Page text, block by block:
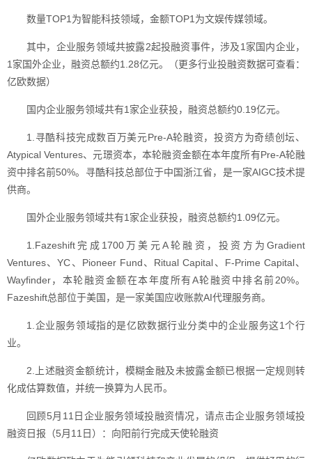
数量TOP1为智能科技领域，金额TOP1为文娱传媒领域。
其中，企业服务领域共披露2起投融资事件，涉及1家国内企业，
1家国外企业，融资总额约1.28亿元。（更多行业投融资数据可查看：
亿欧数据）
国内企业服务领域共有1家企业获投，融资总额约0.19亿元。
1.寻酷科技完成数百万美元Pre-A轮融资，投资方为奇绩创坛、
Atypical Ventures、元璟资本，本轮融资金额在本年度所有Pre-A轮融
资中排名前50%。寻酷科技总部位于中国浙江省，是一家AIGC技术提
供商。
国外企业服务领域共有1家企业获投，融资总额约1.09亿元。
1.Fazeshift完成1700万美元A轮融资，投资方为Gradient
Ventures、YC、Pioneer Fund、Ritual Capital、F-Prime Capital、
Wayfinder，本轮融资金额在本年度所有A轮融资中排名前20%。
Fazeshift总部位于美国，是一家美国应收账款AI代理服务商。
1.企业服务领域指的是亿欧数据行业分类中的企业服务这1个行
业。
2.上述融资金额统计，模糊金融及未披露金额已根据一定规则转
化成估算数值，并统一换算为人民币。
回顾5月11日企业服务领域投融资情况，请点击企业服务领域投
融资日报（5月11日）：向阳前行完成天使轮融资